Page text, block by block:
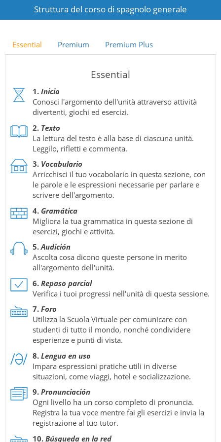
Struttura del corso di spagnolo generale
Essential Premium Premium Plus
Essential
1. Inicio
Conosci l'argomento dell'unità attraverso attività
divertenti, giochi ed esercizi.
2. Texto
La lettura del testo è alla base di ciascuna unità.
Leggilo, rifletti e commenta.
3. Vocabulario
Arricchisci il tuo vocabolario in questa sezione, con
le parole e le espressioni necessarie per parlare e
scrivere dell'argomento.
4. Gramática
Migliora la tua grammatica in questa sezione di
esercizi, giochi e attività.
5.Audición
Ascolta cosa dicono queste persone in merito
all'argomento dell'unità.
6. Repaso parcial
Verifica i tuoi progressi nell'unità di questa sessione.
7. Foro
Utilizza la Scuola Virtuale per comunicare con
studenti di tutto il mondo, nonché condividere
esperienze e punti di vista.
8. Lengua en uso
Impara espressioni pratiche utili in diverse
situazioni, come viaggi, hotel e socializzazione.
9. Pronunciación
Ogni livello ha un corso completo di pronuncia.
Registra la tua voce mentre fai gli esercizi e invia la
registrazione al tuo tutor.
10. Búsqueda en la red